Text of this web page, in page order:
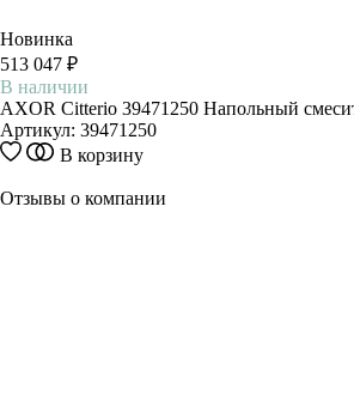
Новинка
513 047 ₽
В наличии
AXOR Citterio 39471250 Напольный
Артикул: 39471250
В корзину
Отзывы о компании